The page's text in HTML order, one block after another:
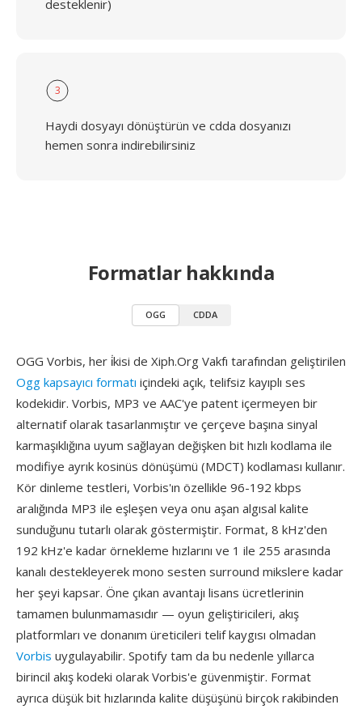
desteklenir)
3
Haydi dosyayı dönüştürün ve cdda dosyanızı
hemen sonra indirebilirsiniz
Formatlar hakkında
OGG CDDA
OGG Vorbis, her i̇kisi de Xiph.Org Vakfı tarafından geliştirilen
Ogg kapsayıcı formatı içindeki açık, telifsiz kayıplı ses
kodekidir. Vorbis, MP3 ve AAC'ye patent içermeyen bir
alternatif olarak tasarlanmıştır ve çerçeve başına sinyal
karmaşıklığına uyum sağlayan değişken bit hızlı kodlama ile
modifiye ayrık kosinüs dönüşümü (MDCT) kodlaması kullanır.
Kör dinleme testleri, Vorbis'ın özellikle 96-192 kbps
aralığında MP3 ile eşleşen veya onu aşan algısal kalite
sunduğunu tutarlı olarak göstermiştir. Format, 8 kHz'den
192 kHz'e kadar örnekleme hızlarını ve 1 ile 255 arasında
kanalı destekleyerek mono sesten surround mikslere kadar
her şeyi kapsar. Öne çıkan avantajı lisans ücretlerinin
tamamen bulunmamasıdır — oyun geliştiricileri, akış
platformları ve donanım üreticileri telif kaygısı olmadan
Vorbis uygulayabilir. Spotify tam da bu nedenle yıllarca
birincil akış kodeki olarak Vorbis'e güvenmiştir. Format
ayrıca düşük bit hızlarında kalite düşüşünü birçok rakibinden